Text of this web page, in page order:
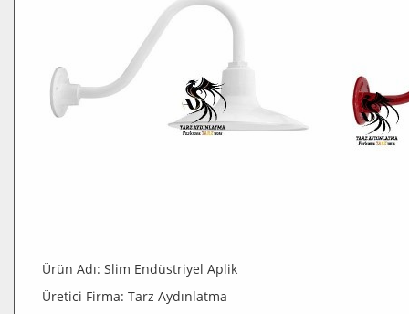
Ürün Adı: Slim Endüstriyel Aplik
Üretici Firma: Tarz Aydınlatma